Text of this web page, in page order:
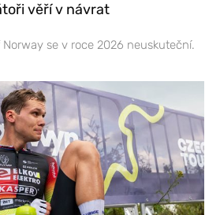
věří v návrat
se v roce 2026 neuskuteční.